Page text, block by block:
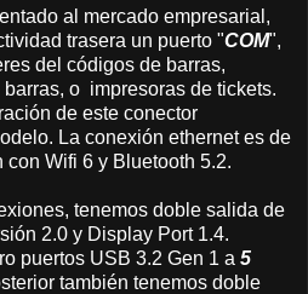
al mercado empresarial,
trasera un puerto "COM",
del códigos de barras,
o impresoras de tickets.
de este conector
La conexión ethernet es de
Wifi 6 y Bluetooth 5.2.
tenemos doble salida de
2.0 y Display Port 1.4.
puertos USB 3.2 Gen 1 a 5
también tenemos doble